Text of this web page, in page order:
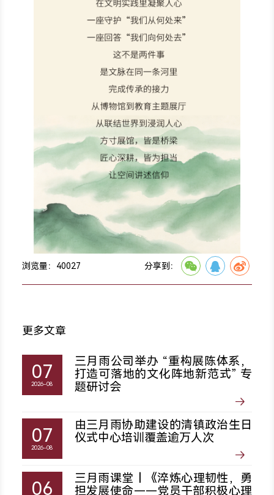
浏览量： 40027 分享到：
更多文章
07
2026-08
三月雨公司举办 “重构展陈体系，
打造可落地的文化阵地新范式” 专
题研讨会
07
2026-08
由三月雨协助建设的清镇政治生日
仪式中心培训覆盖逾万人次
06
三月雨课堂丨《淬炼心理韧性，勇
担发展使命——党员干部积极心理